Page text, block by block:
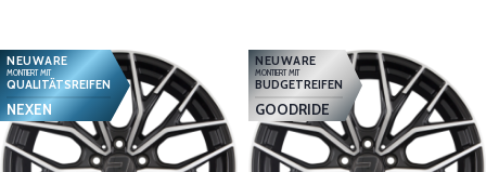
NEUWARE
MONTIERT MIT
QUALITÄTSREIFEN
NEXEN
NEUWARE
MONTIERT MIT
BUDGETREIFEN
GOODRIDE